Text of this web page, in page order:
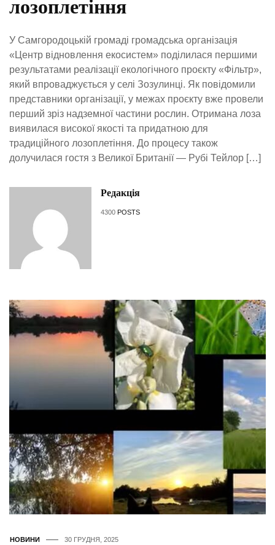
лозоплетіння
У Самгородоцькій громаді громадська організація
«Центр відновлення екосистем» поділилася першими
результатами реалізації екологічного проєкту «Фільтр»,
який впроваджується у селі Зозулинці. Як повідомили
представники організації, у межах проєкту вже провели
перший зріз надземної частини рослин. Отримана лоза
виявилася високої якості та придатною для
традиційного лозоплетіння. До процесу також
долучилася гостя з Великої Британії — Рубі Тейлор […]
Редакція
4300 POSTS
НОВИНИ 30 ГРУДНЯ, 2025